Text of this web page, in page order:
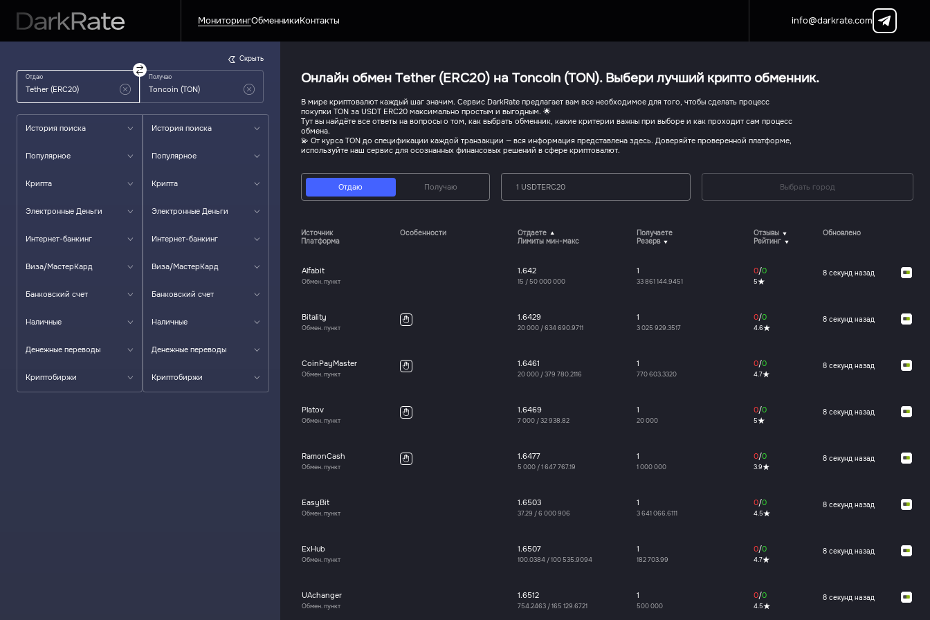
МониторингОбменникиКонтакты info@darkrate.com
Отдаю Получаю
История поиска
Популярное
Крипта
Электронные Деньги
Интернет-банкинг
Виза/МастерКард
Банковский счет
Наличные
Денежные переводы
Криптобиржи
История поиска
Популярное
Крипта
Электронные Деньги
Интернет-банкинг
Виза/МастерКард
Банковский счет
Наличные
Денежные переводы
Криптобиржи
Скрыть
Онлайн обмен Tether (ERC20) на Toncoin (TON). Выбери лучший крипто обменник.
В мире криптовалют каждый шаг значим. Сервис DarkRate предлагает вам все необходимое для того, чтобы сделать процесс
покупки TON за USDT ERC20 максимально простым и выгодным. 🌟
Тут вы найдёте все ответы на вопросы о том, как выбрать обменник, какие критерии важны при выборе и как проходит сам процесс
обмена.
💫 От курса TON до спецификации каждой транзакции — вся информация представлена здесь. Доверяйте проверенной платформе,
используйте наш сервис для осознанных финансовых решений в сфере криптовалют.
Отдаю Получаю 1 USDTERC20 Выбрать город
Источник
Платформа
Особенности
Отдаете
Лимиты мин-макс
Получаете
Резерв
Отзывы
Рейтинг
Обновлено
Alfabit
Обмен. пункт
1.642
15 /50 000 000
1
33 861 144.9451
0/0
5
8 секунд назад
Bitality
Обмен. пункт
1.6429
20 000 /634 690.9711
1
3 025 929.3517
0/0
4.6
8 секунд назад
CoinPayMaster
Обмен. пункт
1.6461
20 000 /379 780.2116
1
770 603.3320
0/0
4.7
8 секунд назад
Platov
Обмен. пункт
1.6469
7 000 /32 938.82
1
20 000
0/0
5
8 секунд назад
RamonCash
Обмен. пункт
1.6477
5 000 /1 647 767.19
1
1 000 000
0/0
3.9
8 секунд назад
EasyBit
Обмен. пункт
1.6503
37.29 /6 000 906
1
3 641 066.6111
0/0
4.5
8 секунд назад
ExHub
Обмен. пункт
1.6507
100.0384 /100 535.9094
1
182 703.99
0/0
4.7
8 секунд назад
UAchanger
Обмен. пункт
1.6512
754.2463 /165 129.6721
1
500 000
0/0
4.5
8 секунд назад